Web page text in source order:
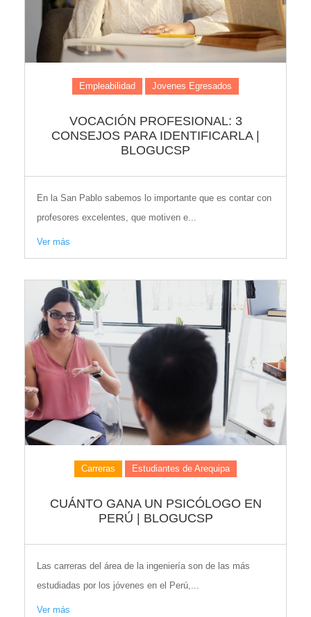
Empleabilidad Jovenes Egresados
VOCACIÓN PROFESIONAL: 3
CONSEJOS PARA IDENTIFICARLA |
BLOGUCSP
En la San Pablo sabemos lo importante que es contar con
profesores excelentes, que motiven e...
Ver más
Carreras Estudiantes de Arequipa
CUÁNTO GANA UN PSICÓLOGO EN
PERÚ | BLOGUCSP
Las carreras del área de la ingeniería son de las más
estudiadas por los jóvenes en el Perú,...
Ver más